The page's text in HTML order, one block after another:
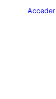
Acceder